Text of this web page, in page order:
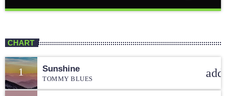
aqui no Programa Arena Seraneja.
CHART
1 Sunshine
TOMMY BLUES